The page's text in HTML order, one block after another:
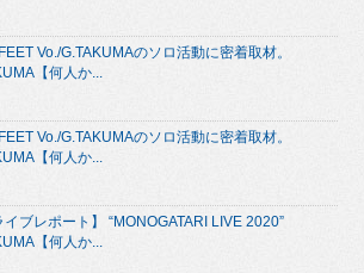
Vo./G.TAKUMAのソロ活動に密着取材。
【何人か...
Vo./G.TAKUMAのソロ活動に密着取材。
【何人か...
イブレポート】 “MONOGATARI LIVE 2020”
【何人か...